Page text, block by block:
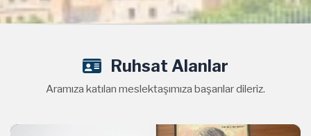
Ruhsat Alanlar
Aramıza katılan meslektaşımıza başarılar dileriz.